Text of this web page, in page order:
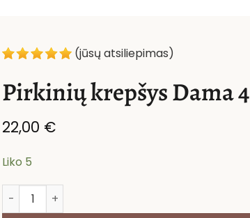
(jūsų atsiliepimas)
Pirkinių krepšys Dama 4
22,00 €
Liko 5
produkto kiekis: Pirkinių krepšys Dama 4